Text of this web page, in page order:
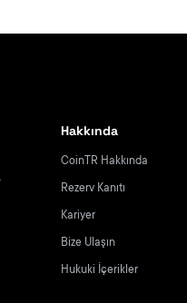
Hakkında
CoinTR Hakkında
Rezerv Kanıtı
Kariyer
Bize Ulaşın
Hukuki İçerikler